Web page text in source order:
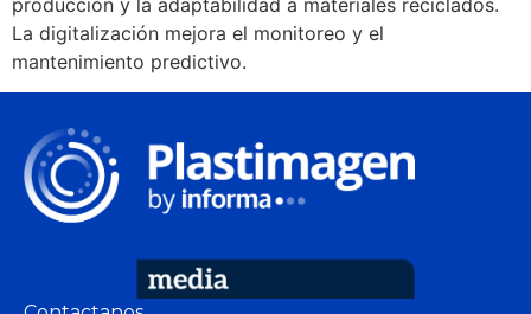
La digitalización mejora el monitoreo y el
mantenimiento predictivo.